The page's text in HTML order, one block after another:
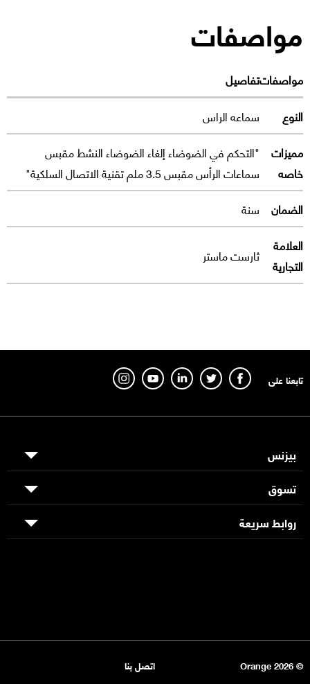
مواصفات
مواصفاتتفاصيل
النوع
سماعه الراس
مميزات
خاصه
"التحكم في الضوضاء إلغاء الضوضاء النشط مقبس
سماعات الرأس مقبس 3.5 ملم تقنية الاتصال السلكية"
الضمان سنة
العلامة
التجارية
ثارست ماستر
تابعنا على
بيزنس
تسوق
روابط سريعة
© Orange 2026 اتصل بنا